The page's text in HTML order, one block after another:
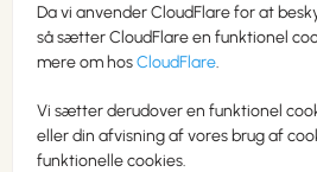
Da vi anvender CloudFlare for at
så sætter CloudFlare en funktionel
mere om hosCloudFlare.
Vi sætter derudover en funktionel
eller din afvisning af vores brug af
funktionelle cookies.